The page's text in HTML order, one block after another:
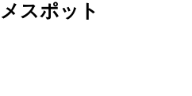
スポット